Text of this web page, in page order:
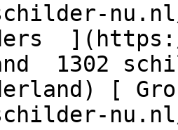
1302
[